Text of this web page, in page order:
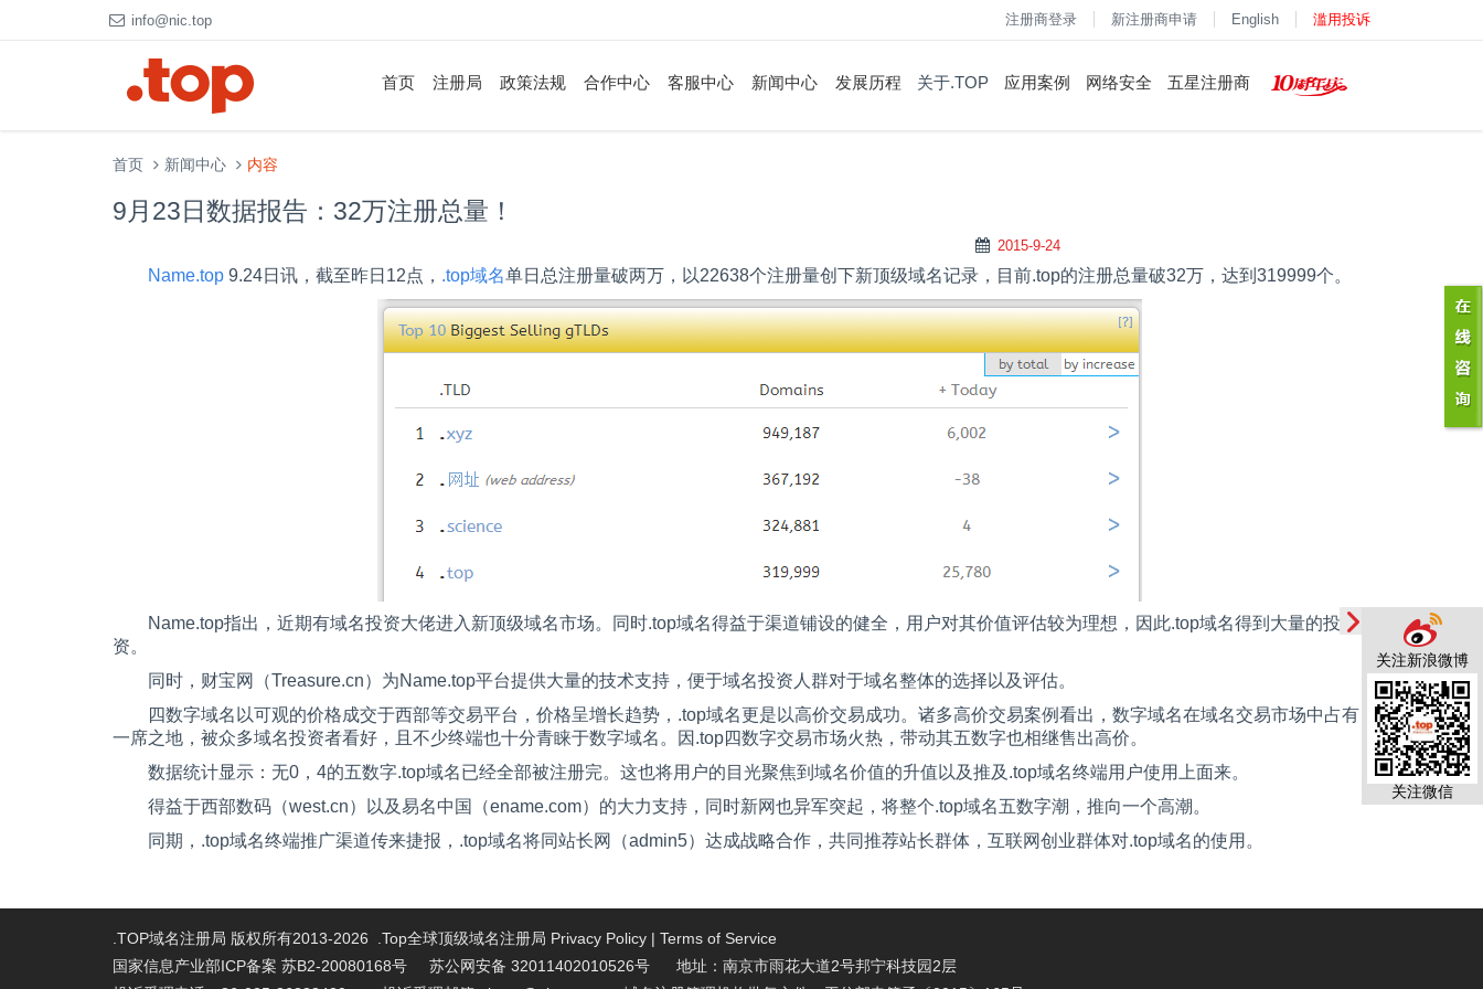
info@nic.top 注册商登录 新注册商申请 English 滥用投诉
首页 注册局 政策法规 合作中心 客服中心 新闻中心 发展历程 关于.TOP 应用案例 网络安全 五星注册商
关注新浪微博
关注微信
首页 新闻中心 内容
9月23日数据报告：32万注册总量！
2015-9-24
Name.top 9.24日讯，截至昨日 12点， .top域名单日总注册量破两万，以22638个注册量创下新顶级域名记录，目前.top的注册总量破32万，达到 319999个。
Name.top指出，近期有域名投资大佬进入新顶级域名市场。同时.top域名得益于渠道铺设的健全，用户对其价值评估较为理想，因此.top域名得到大量的投
资。
同时，财宝网（Treasure.cn）为Name.top平台提供大量的技术支持，便于域名投资人群对于域名整体的选择以及评估。
四数字域名以可观的价格成交于西部等交易平台，价格呈增长趋势， .top域名更是以高价交易成功。诸多高价交易案例看出，数字域名在域名交易市场中占有
一席之地，被众多域名投资者看好，且不少终端也十分青睐于数字域名。因 .top四数字交易市场火热，带动其五数字也相继售出高价。
数据统计显示：无0 ， 4的五数字.top域名已经全部被注册完。这也将用户的目光聚焦到域名价值的升值以及推及 .top域名终端用户使用上面来。
得益于西部数码（west.cn）以及易名中国（ename.com）的大力支持，同时新网也异军突起，将整个.top域名五数字潮，推向一个高潮。
同期， .top域名终端推广渠道传来捷报， .top域名将同站长网（admin5）达成战略合作，共同推荐站长群体，互联网创业群体对.top域名的使用。
.TOP域名注册局 版权所有2013-2026 .Top全球顶级域名注册局 Privacy Policy | Terms of Service
国家信息产业部ICP备案 苏B2-20080168号 苏公网安备 32011402010526号 地址：南京市雨花大道2号邦宁科技园2层